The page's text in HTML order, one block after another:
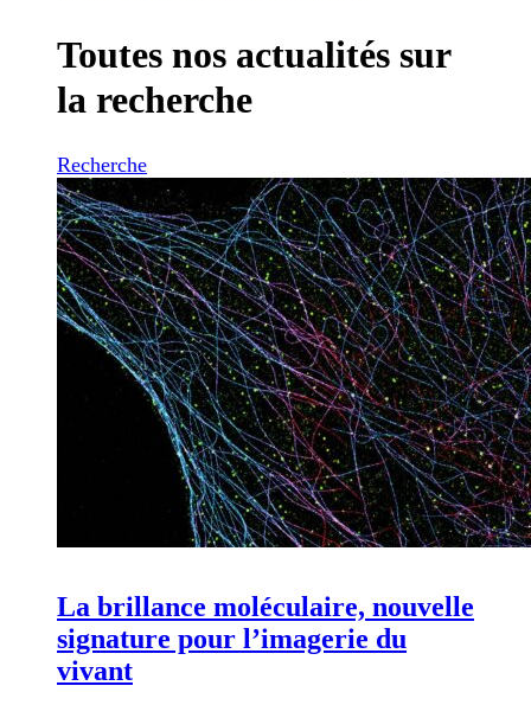
Toutes nos actualités sur
la recherche
Recherche
La brillance moléculaire, nouvelle
signature pour l’imagerie du
vivant